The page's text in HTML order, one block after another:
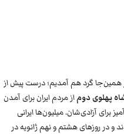
همین‌جا گرد هم آمدیم؛ درست پیش از
پهلوی دوماز مردم ایران برای آمدن
برای آزادی‌شان. میلیون‌ها ایرانی
و در روزهای هشتم و نهم ژانویه در